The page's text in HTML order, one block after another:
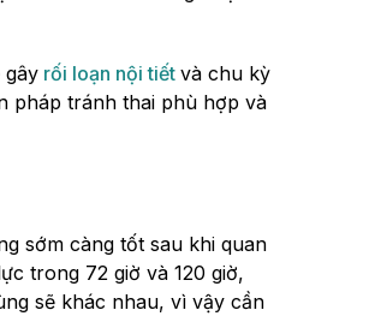
gây rối loạn nội tiết và chu kỳ
pháp tránh thai phù hợp và
sớm càng tốt sau khi quan
trong 72 giờ và 120 giờ,
sẽ khác nhau, vì vậy cần